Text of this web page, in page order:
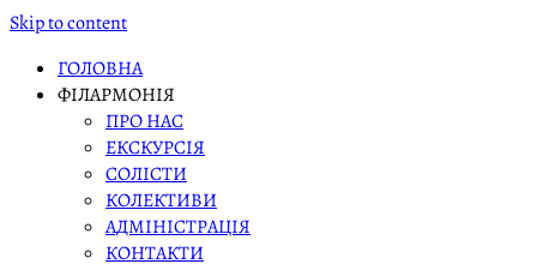
Skip to content
ГОЛОВНА
ФІЛАРМОНІЯ
ПРО НАС
ЕКСКУРСІЯ
СОЛІСТИ
КОЛЕКТИВИ
АДМІНІСТРАЦІЯ
КОНТАКТИ